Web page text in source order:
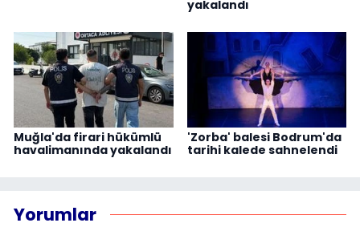
yakalandı
Muğla'da firari hükümlü
havalimanında yakalandı
'Zorba' balesi Bodrum'da
tarihi kalede sahnelendi
Yorumlar